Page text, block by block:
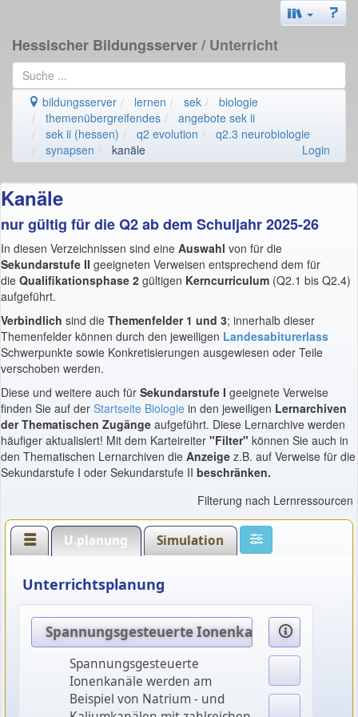
Hessischer Bildungsserver/ Unterricht
bildungsserver lernen sek
biologie
themenübergreifendes
angebote sek ii
sek ii (hessen)
q2 evolution
q2.3 neurobiologie
synapsen
kanäle Login
Kanäle
nur gültig für die Q2 ab dem Schuljahr 2025-26
In diesen Verzeichnissen sind eine Auswahl von für die
Sekundarstufe II geeigneten Verweisen entsprechend dem für
die Qualifikationsphase 2 gültigen Kerncurriculum (Q2.1 bis Q2.4)
aufgeführt.
Verbindlich sind die Themenfelder 1 und 3; innerhalb dieser
Themenfelder können durch den jeweiligen Landesabiturerlass
Schwerpunkte sowie Konkretisierungen ausgewiesen oder Teile
verschoben werden.
Diese und weitere auch für Sekundarstufe I geeignete Verweise
finden Sie auf der Startseite Biologie in den jeweiligen Lernarchiven
der Thematischen Zugänge aufgeführt. Diese Lernarchive werden
häufiger aktualisiert! Mit dem Karteireiter "Filter" können Sie auch in
den Thematischen Lernarchiven die Anzeige z.B. auf Verweise für die
Sekundarstufe I oder Sekundarstufe II beschränken.
Filterung nach Lernressourcen
U.planung Simulation
Unterrichtsplanung
Spannungsgesteuerte Ionenkanäle
Spannungsgesteuerte
Ionenkanäle werden am
Beispiel von Natrium - und